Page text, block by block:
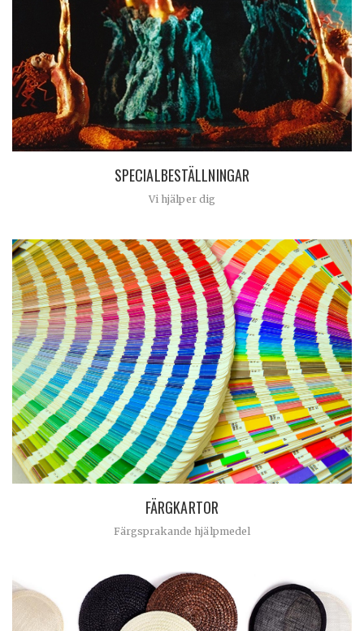
SPECIALBESTÄLLNINGAR
Vi hjälper dig
FÄRGKARTOR
Färgsprakande hjälpmedel